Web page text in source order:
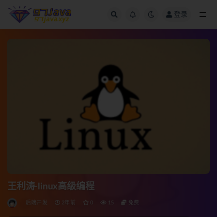
登录
王利涛-linux高级编程
后端开发 2年前 0 15 免费